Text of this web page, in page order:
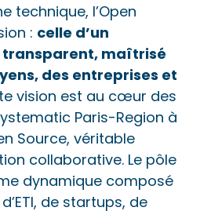
technique, l’Open
: celle d’un
maîtrisé
des entreprises et
vision est au cœur des
Paris-Region à
Source, véritable
collaborative. Le pôle
dynamique composé
de startups, de